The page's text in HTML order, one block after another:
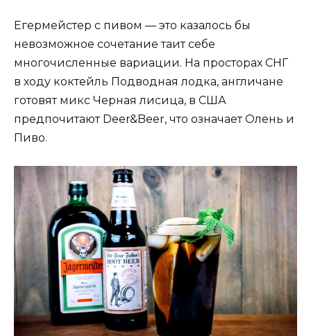
Егермейстер с пивом — это казалось бы
невозможное сочетание таит себе
многочисленные вариации. На просторах СНГ
в ходу коктейль Подводная лодка, англичане
готовят микс Черная лисица, в США
предпочитают Deer&Beer, что означает Олень и
Пиво.